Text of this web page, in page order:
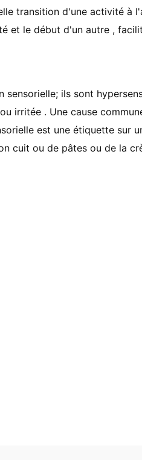
transition d'une activité à
et le début d'un autre ,
ils sont
irritée . Une cause
est une étiquette sur
cuit ou de pâtes ou de la